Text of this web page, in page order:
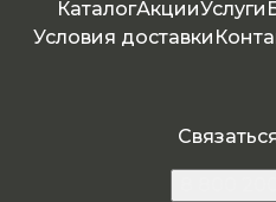
камн камня
КаталогАкцииУслуги
Условия доставки